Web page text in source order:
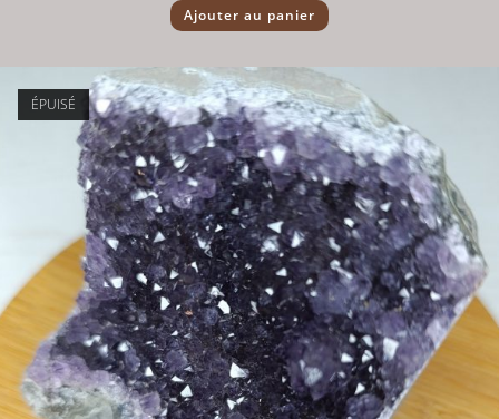
Ajouter au panier
ÉPUISÉ